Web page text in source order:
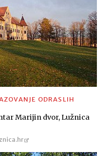
ODRASLIH
Marijin dvor, Lužnica